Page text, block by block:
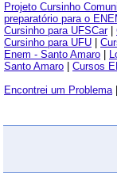
Projeto Cursinho
preparatório para o
Cursinho para UFSCar|
Cursinho para UFU
Enem - Santo Amaro
Santo Amaro
Cursos
Encontrei um Problema|